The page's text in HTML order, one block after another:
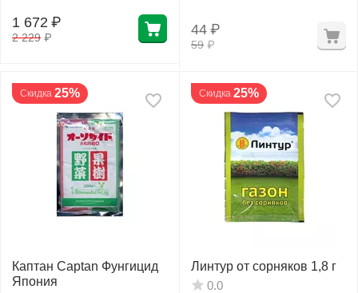
2 229 ₽
1 672 ₽
59 ₽
44 ₽
Скидка 25%
Каптан Captan Фунгицид
Япония
Скидка 25%
Линтур от сорняков 1,8 г
0.0